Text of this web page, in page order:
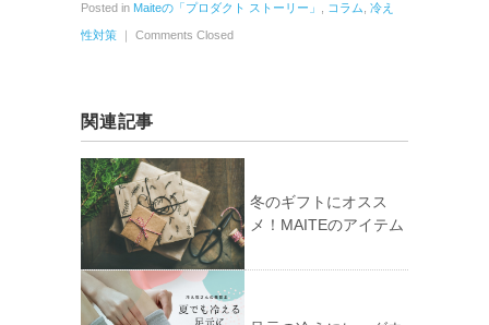
Posted in Maiteの「プロダクト ストーリー」 コラム 冷え
性対策 ｜ Comments Closed
関連記事
冬のギフトにオスス
メ！MAITEのアイテム